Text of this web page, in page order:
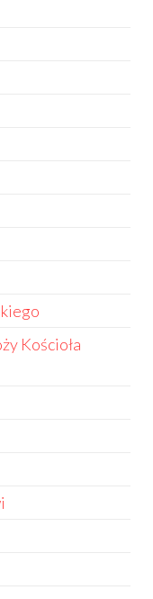
Kościoła